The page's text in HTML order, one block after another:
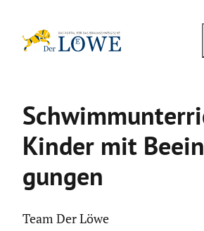
Inhalt
Kinder mit
gungen
Team Der Löwe